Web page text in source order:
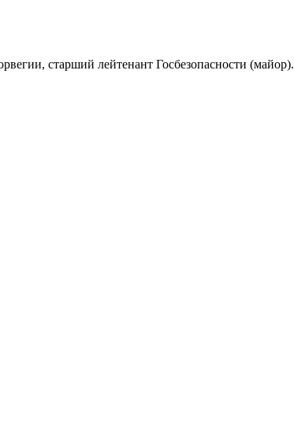
старший лейтенант Госбезопасности (майор).